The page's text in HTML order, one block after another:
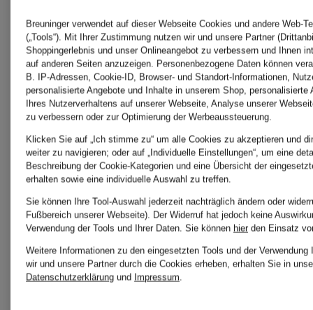
Dr.Jart+
HYDRATING
LIP
MASK
Lippenmaske
Dr.Jart+
DEMASK
Breuninger verwendet auf dieser Webseite Cookies und andere Web-
(„Tools“). Mit Ihrer Zustimmung nutzen wir und unsere Partner
Shoppingerlebnis und unser Onlineangebot zu verbessern und Ihnen
auf anderen Seiten anzuzeigen. Personenbezogene Daten können
B. IP-Adressen, Cookie-ID, Browser- und Standort-Informationen,
personalisierte Angebote und Inhalte in unserem Shop, personalisierte
Ihres Nutzerverhaltens auf unserer Webseite, Analyse unserer
zu verbessern oder zur Optimierung der Werbeaussteuerung.
Klicken Sie auf „Ich stimme zu“ um alle Cookies zu akzeptieren und
weiter zu navigieren; oder auf „Individuelle Einstellungen“, um eine
Beschreibung der Cookie-Kategorien und eine Übersicht der
erhalten sowie eine individuelle Auswahl zu treffen.
Sie können Ihre Tool-Auswahl jederzeit nachträglich ändern oder
Fußbereich unserer Webseite). Der Widerruf hat jedoch keine
Verwendung der Tools und Ihrer Daten. Sie können hier den Einsatz
Weitere Informationen zu den eingesetzten Tools und der Verwendung
wir und unsere Partner durch die Cookies erheben, erhalten Sie in
Datenschutzerklärung und Impressum.